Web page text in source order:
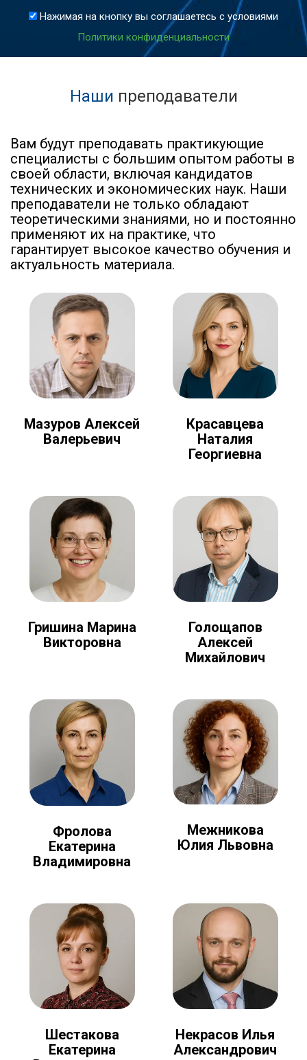
Нажимая на кнопку вы соглашаетесь с условиями
Политики конфиденциальности
Наши преподаватели
Вам будут преподавать практикующие
специалисты с большим опытом работы в
своей области, включая кандидатов
технических и экономических наук. Наши
преподаватели не только обладают
теоретическими знаниями, но и постоянно
применяют их на практике, что
гарантирует высокое качество обучения и
актуальность материала.
Мазуров Алексей
Валерьевич
Красавцева
Наталия
Георгиевна
Гришина Марина
Викторовна
Голощапов
Алексей
Михайлович
Фролова
Екатерина
Владимировна
Межникова
Юлия Львовна
Шестакова
Екатерина
Некрасов Илья
Александрович